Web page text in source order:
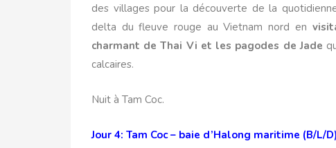
des villages pour la découverte de la
delta du fleuve rouge au Vietnam nord en
charmant de Thai Vi et les pagodes de Jade
calcaires.
Nuit à Tam Coc.
Jour 4: Tam Coc – baie d’Halong maritime (B/L/D)